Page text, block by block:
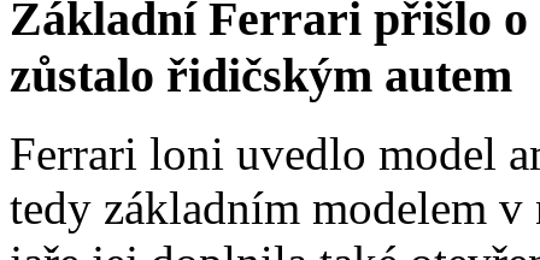
Základní Ferrari přišlo o
zůstalo řidičským autem
Ferrari loni uvedlo model
tedy základním modelem v